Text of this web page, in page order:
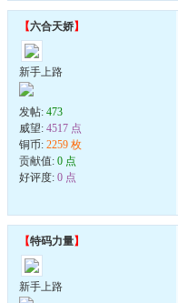
【六合天娇】
新手上路
发帖: 473
威望: 4517 点
铜币: 2259 枚
贡献值: 0 点
好评度: 0 点
【特码力量】
新手上路